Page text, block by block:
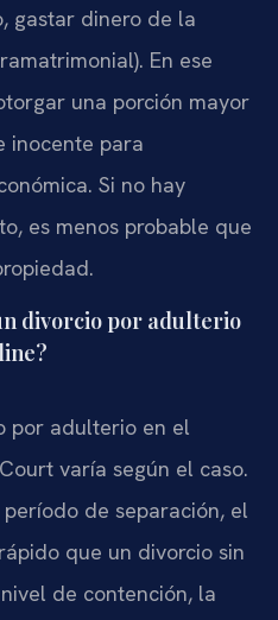
gastar dinero de la
En ese
una porción mayor
inocente para
Si no hay
es menos probable que
divorcio por adulterio
por adulterio en el
varía según el caso.
de separación, el
que un divorcio sin
de contención, la